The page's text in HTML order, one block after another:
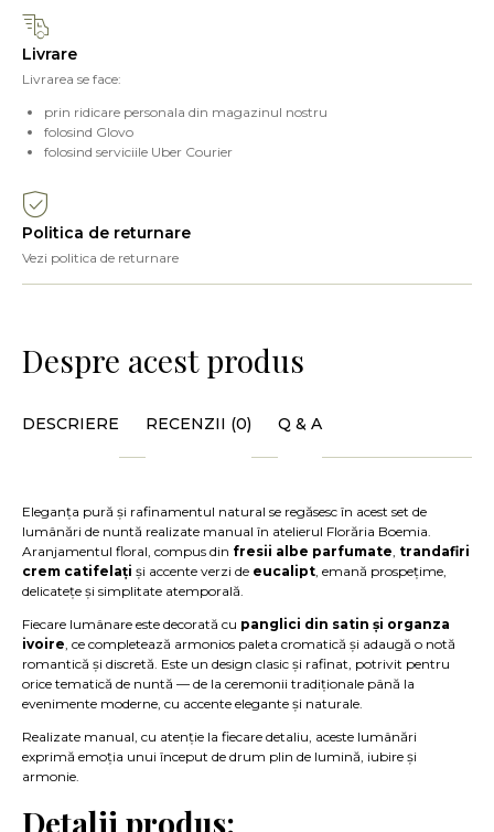
Livrare
Livrarea se face:
prin ridicare personala din magazinul nostru
folosind Glovo
folosind serviciile Uber Courier
Politica de returnare
Vezi politica de returnare
Despre acest produs
DESCRIERE RECENZII (0) Q & A
Eleganța pură și rafinamentul natural se regăsesc în acest set de
lumânări de nuntă realizate manual în atelierul Florăria Boemia.
Aranjamentul floral, compus din fresii albe parfumate trandafiri
crem catifelați și accente verzi de eucalipt , emană prospețime,
delicatețe și simplitate atemporală.
Fiecare lumânare este decorată cu panglici din satin și organza
ivoire , ce completează armonios paleta cromatică și adaugă o notă
romantică și discretă. Este un design clasic și rafinat, potrivit pentru
orice tematică de nuntă — de la ceremonii tradiționale până la
evenimente moderne, cu accente elegante și naturale.
Realizate manual, cu atenție la fiecare detaliu, aceste lumânări
exprimă emoția unui început de drum plin de lumină, iubire și
armonie.
Detalii produs: